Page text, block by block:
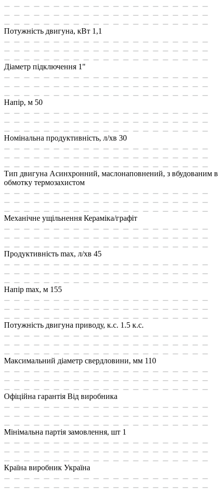
Потужність двигуна, кВт 1,1
Діаметр підключення 1"
Напір, м 50
Номінальна продуктивність, л/хв 30
Тип двигуна Асинхронний, маслонаповнений, з вбудованим в
обмотку термозахистом
Механічне ущільнення Кераміка/графіт
Продуктивність max, л/хв 45
Напір max, м 155
Потужність двигуна приводу, к.с. 1.5 к.с.
Максимальний діаметр свердловини, мм 110
Офіційна гарантія Від виробника
Мінімальна партія замовлення, шт 1
Країна виробник Україна